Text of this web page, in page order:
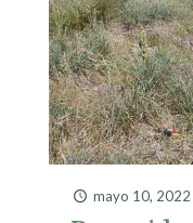
mayo 10, 2022